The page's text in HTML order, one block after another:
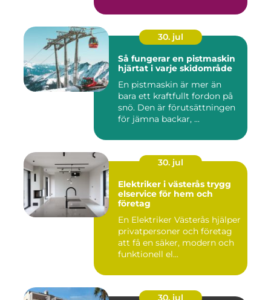
30. jul
Så fungerar en pistmaskin
hjärtat i varje skidområde
En pistmaskin är mer än
bara ett kraftfullt fordon på
snö. Den är förutsättningen
för jämna backar, ...
30. jul
Elektriker i västerås trygg
elservice för hem och
företag
En Elektriker Västerås hjälper
privatpersoner och företag
att få en säker, modern och
funktionell el...
30. jul